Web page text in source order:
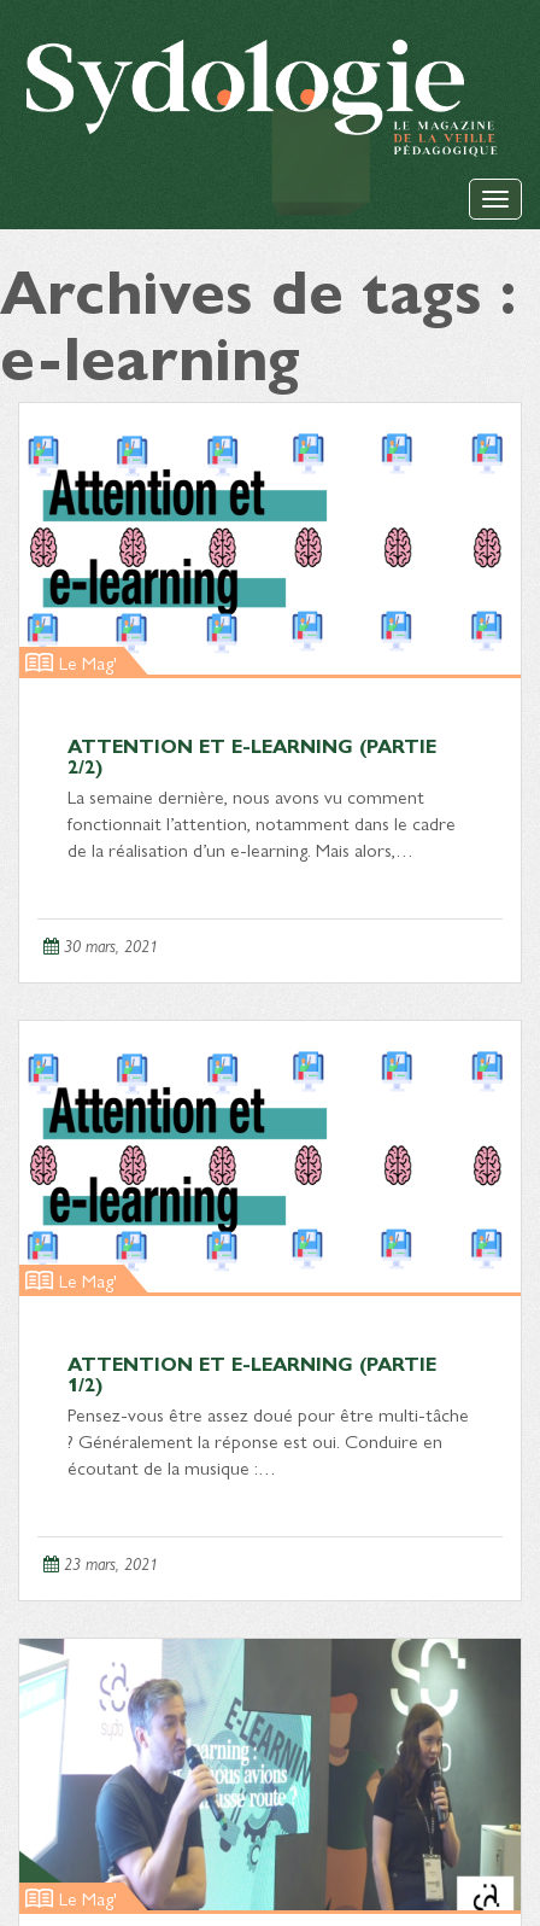
Archives de tags :
e-learning
Le Mag'
ATTENTION ET E-LEARNING (PARTIE
2/2)
La semaine dernière, nous avons vu comment
fonctionnait l’attention, notamment dans le cadre
de la réalisation d’un e-learning. Mais alors,…
30 mars, 2021
Le Mag'
ATTENTION ET E-LEARNING (PARTIE
1/2)
Pensez-vous être assez doué pour être multi-tâche
? Généralement la réponse est oui. Conduire en
écoutant de la musique :…
23 mars, 2021
Le Mag'